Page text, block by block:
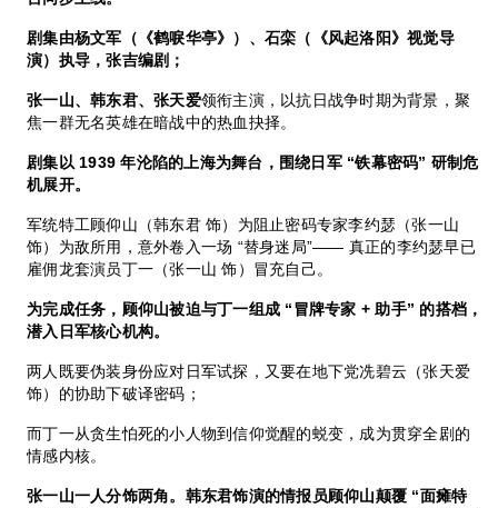
剧集由杨文军（《鹤唳华亭》）、石栾（《风起洛阳》视觉导
演）执导，张吉编剧；
张一山、韩东君、张天爱领衔主演，以抗日战争时期为背景，聚
焦一群无名英雄在暗战中的热血抉择。
剧集以 1939 年沦陷的上海为舞台，围绕日军 “铁幕密码” 研制危
机展开。
军统特工顾仰山（韩东君 饰）为阻止密码专家李约瑟（张一山
饰）为敌所用，意外卷入一场 “替身迷局”—— 真正的李约瑟早已
雇佣龙套演员丁一（张一山 饰）冒充自己。
为完成任务，顾仰山被迫与丁一组成 “冒牌专家 + 助手” 的搭档，
潜入日军核心机构。
两人既要伪装身份应对日军试探，又要在地下党冼碧云（张天爱
饰）的协助下破译密码；
而丁一从贪生怕死的小人物到信仰觉醒的蜕变，成为贯穿全剧的
情感内核。
张一山一人分饰两角。 韩东君饰演的情报员顾仰山颠覆 “面瘫特